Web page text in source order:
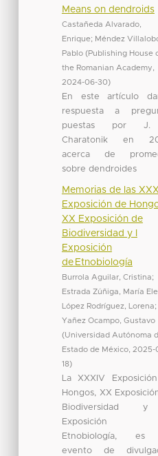
Means on dendroids
Castañeda Alvarado,
Enrique; Méndez
Pablo (Publishing House
the Romanian Academy
2024-06-30)
En este artículo
respuesta a
puestas por
Charatonik en
acerca de
sobre dendroides
Memorias de las
Exposición de
XX Exposición de
Biodiversidad y I
Exposición
de Etnobiología
Burrola Aguilar, Cristina;
Estrada Zúñiga, María
López Rodríguez, Lorena;
Yañez Ocampo, Gustavo
(Universidad Autónoma
Estado de México, 2025-
18)
La XXXIV
Hongos, XX
Biodiversidad
Exposición
Etnobiología, es
evento de